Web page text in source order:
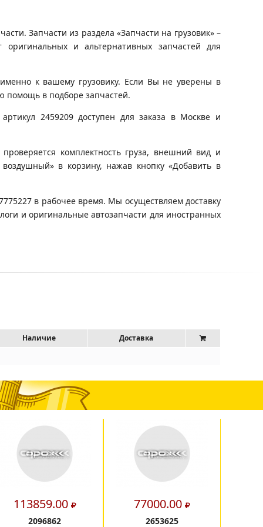
Запчасти из раздела «Запчасти на грузовик» –
и альтернативных запчастей для
к вашему грузовику. Если Вы не уверены в
помощь в подборе запчастей.
2459209 доступен для заказа в Москве и
комплектность груза, внешний вид и
воздушный» в корзину, нажав кнопку «Добавить в
в рабочее время. Мы осуществляем доставку
и оригинальные автозапчасти для иностранных
Наличие
Доставка
113859.00
2096862
77000.00
2653625